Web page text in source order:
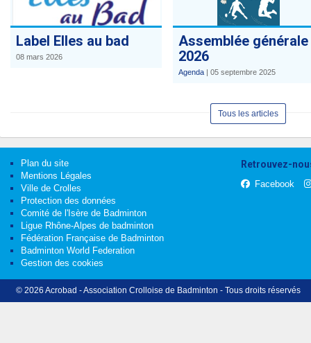
Label Elles au bad
08 mars 2026
Assemblée générale
2026
Agenda | 05 septembre 2025
Tous les articles
Plan du site
Mentions Légales
Ville de Crolles
Protection des données
Comité de l'Isère de Badminton
Ligue Rhône-Alpes de badminton
Fédération Française de Badminton
Badminton World Federation
Gestion des cookies
Retrouvez-
Facebook
© 2026 Acrobad - Association Crolloise de Badminton - Tous droits réservés